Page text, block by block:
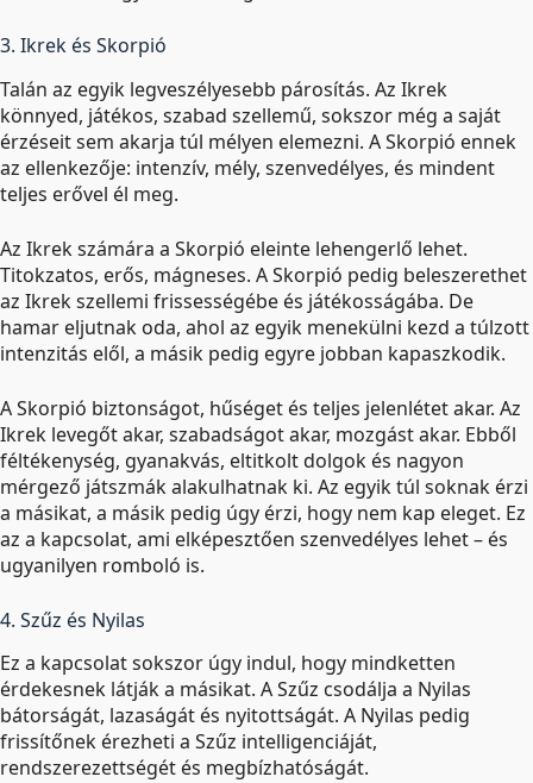
3. Ikrek és Skorpió
Talán az egyik legveszélyesebb párosítás. Az Ikrek
könnyed, játékos, szabad szellemű, sokszor még a saját
érzéseit sem akarja túl mélyen elemezni. A Skorpió ennek
az ellenkezője: intenzív, mély, szenvedélyes, és mindent
teljes erővel él meg.
Az Ikrek számára a Skorpió eleinte lehengerlő lehet.
Titokzatos, erős, mágneses. A Skorpió pedig beleszerethet
az Ikrek szellemi frissességébe és játékosságába. De
hamar eljutnak oda, ahol az egyik menekülni kezd a túlzott
intenzitás elől, a másik pedig egyre jobban kapaszkodik.
A Skorpió biztonságot, hűséget és teljes jelenlétet akar. Az
Ikrek levegőt akar, szabadságot akar, mozgást akar. Ebből
féltékenység, gyanakvás, eltitkolt dolgok és nagyon
mérgező játszmák alakulhatnak ki. Az egyik túl soknak érzi
a másikat, a másik pedig úgy érzi, hogy nem kap eleget. Ez
az a kapcsolat, ami elképesztően szenvedélyes lehet – és
ugyanilyen romboló is.
4. Szűz és Nyilas
Ez a kapcsolat sokszor úgy indul, hogy mindketten
érdekesnek látják a másikat. A Szűz csodálja a Nyilas
bátorságát, lazaságát és nyitottságát. A Nyilas pedig
frissítőnek érezheti a Szűz intelligenciáját,
rendszerezettségét és megbízhatóságát.